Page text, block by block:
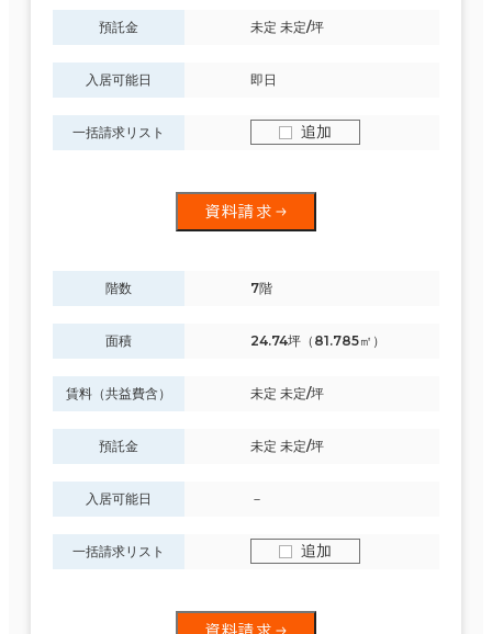
預託金 未定 未定/坪
入居可能日 即日
一括請求リスト 追加
資料請求
階数 7階
面積 24.74坪（81.785㎡）
賃料（共益費含） 未定 未定/坪
預託金 未定 未定/坪
入居可能日 －
一括請求リスト 追加
資料請求